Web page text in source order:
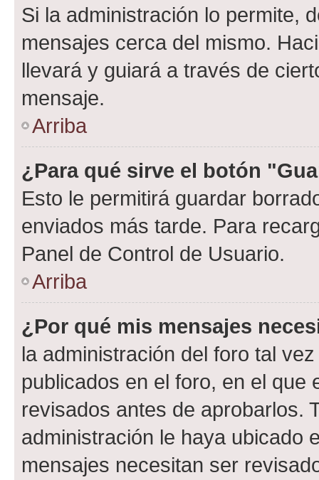
Si la administración lo permite,
mensajes cerca del mismo.
llevará y guiará a través de
mensaje.
Arriba
¿Para qué sirve el botón
Esto le permitirá guardar
enviados más tarde. Para
Panel de Control de Usuario.
Arriba
¿Por qué mis mensajes
la administración del foro tal
publicados en el foro, en el
revisados antes de aprobarlos.
administración le haya ubicado
mensajes necesitan ser